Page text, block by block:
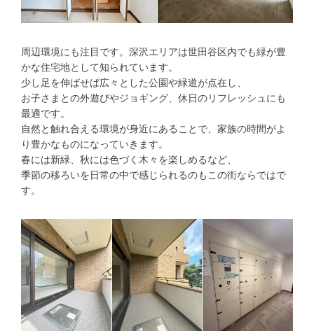
周辺環境にも注目です。深沢エリアは世田谷区内でも緑が豊
かな住宅地として知られています。
少し足を伸ばせば広々とした公園や緑道が点在し、
お子さまとの外遊びやジョギング、休日のリフレッシュにも
最適です。
自然と触れ合える環境が身近にあることで、家族の時間がよ
り豊かなものになっていきます。
春には新緑、秋には色づく木々を楽しめるなど、
季節の移ろいを日常の中で感じられるのもこの街ならではで
す。